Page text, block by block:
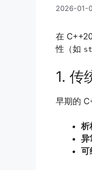
2026-01-
在
性（如
1. 传
早期的
析
异
可